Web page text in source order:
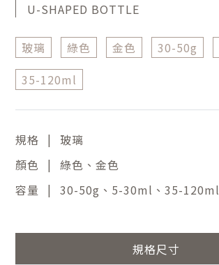
U-SHAPED BOTTLE
玻璃 綠色 金色 30-50g
35-120ml
規格 |
玻璃
顏色 | 綠色、金色
容量
| 30-50g、5-30ml、35-120ml
規格尺寸